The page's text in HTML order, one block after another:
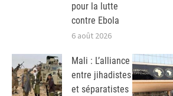
pour la lutte
contre Ebola
6 août 2026
Mali : L’alliance
entre jihadistes
et séparatistes